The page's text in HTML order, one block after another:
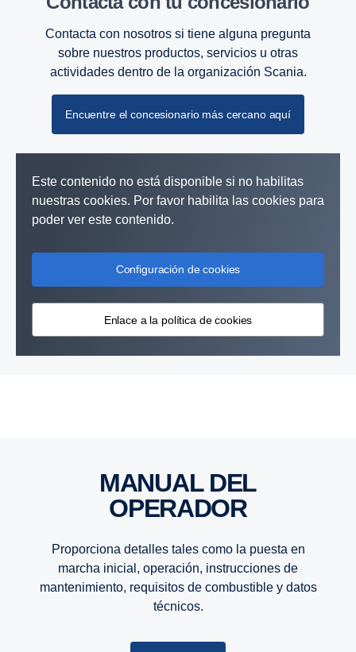
Contacta con nosotros si tiene alguna pregunta
sobre nuestros productos, servicios u otras
actividades dentro de la organización Scania.
Encuentre el concesionario más cercano aquí
Este contenido no está disponible si no habilitas
nuestras cookies. Por favor habilita las cookies para
poder ver este contenido.
Configuración de cookies
Enlace a la política de cookies
Los equipos, los vehículos y las embarcaciones deben ser fiables,
con motores Scania y componentes que sabe que estarán a la
altura del desafío.
MANUAL DEL
OPERADOR
Proporciona detalles tales como la puesta en
marcha inicial, operación, instrucciones de
mantenimiento, requisitos de combustible y datos
técnicos.